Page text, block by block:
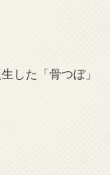
した「骨つぼ」